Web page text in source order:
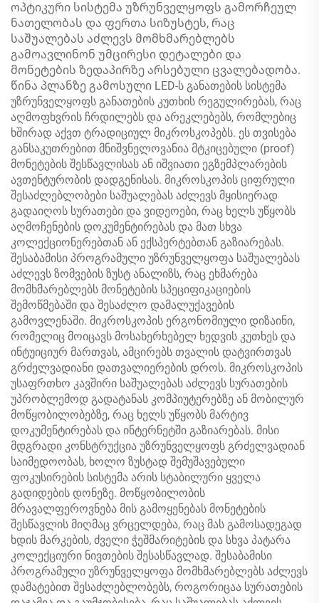
ოპტიკური სისტემა უზრუნველყოფს გამორჩეულ
ნათელობას და ფერთა სიზუსტეს, რაც
საშუალებას აძლევს მომხმარებლებს
გამოავლინონ უმცირესი დეტალები და
მონეტების ზედაპირზე არსებული ცვალებადობა.
წინა პლანზე გამოსული LED-ს განათების სისტემა
უზრუნველყოფს განათების კუთხის რეგულირებას, რაც
აღმოფხვრის ჩრდილებს და არეკლებებს, რომლებიც
ხშირად აქვთ ტრადიციულ მიკროსკოპებს. ეს თვისება
განსაკუთრებით მნიშვნელოვანია მტკიცებული (proof)
მონეტების შესწავლისას ან იშვიათი ეგზემპლარების
ავთენტურობის დადგენისას. მიკროსკოპის ციფრული
შესაძლებლობები საშუალებას აძლევს მყისიერად
გადაიღოს სურათები და ვიდეოები, რაც ხელს უწყობს
აღმოჩენების დოკუმენტირებას და მათ სხვა
კოლექციონერებთან ან ექსპერტებთან გაზიარებას.
შესაბამისი პროგრამული უზრუნველყოფა საშუალებას
აძლევს ზომვების ზუსტ ანალიზს, რაც ეხმარება
მომხმარებლებს მონეტების სპეციფიკაციების
შემოწმებაში და შესაძლო დამალუქავების
გამოვლენაში. მიკროსკოპის ერგონომიული დიზაინი,
რომელიც მოიცავს მოსახერხებელ ხედვის კუთხეს და
ინტუიციურ მართვას, ამცირებს თვალის დატვირთვას
გრძელვადიანი დათვალიერების დროს. მიკროსკოპის
უსაფრთხო კავშირი საშუალებას აძლევს სურათების
უპრობლემოდ გადატანას კომპიუტერებზე ან მობილურ
მოწყობილობებზე, რაც ხელს უწყობს მარტივ
დოკუმენტირებას და ინტერნეტში გაზიარებას. მისი
მდგრადი კონსტრუქცია უზრუნველყოფს გრძელვადიან
საიმედოობას, ხოლო ზუსტად შემუშავებული
ფოკუსირების სისტემა არის სტაბილური ყველა
გადიდების დონეზე. მოწყობილობის
მრავალფეროვნება მის გამოყენებას მონეტების
შესწავლის მიღმაც ვრცელდება, რაც მას გამოსადეგად
ხდის მარკების, ძველი ჭეშმარიტების და სხვა პატარა
კოლექციური ნივთების შესასწავლად. შესაბამისი
პროგრამული უზრუნველყოფა მომხმარებლებს აძლევს
დამატებით შესაძლებლობებს, როგორიცაა სურათების